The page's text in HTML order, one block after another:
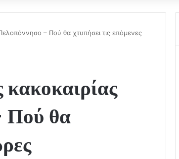
– Πού θα χτυπήσει τις επόμενες
Πού θα